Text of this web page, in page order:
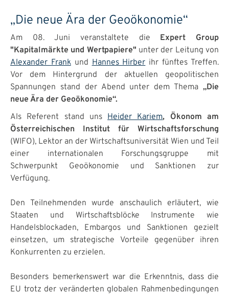
„Die neue Ära der Geoökonomie“
Am 08. Juni veranstaltete die Expert Group
"Kapitalmärkte und Wertpapiere" unter der Leitung von
Alexander FrankundHannes Hirberihr fünftes Treffen.
Vor dem Hintergrund der aktuellen geopolitischen
Spannungen stand der Abend unter dem Thema „Die
neue Ära der Geoökonomie“.
Als Referent stand unsHeider Kariem, Ökonom am
Österreichischen Institut für Wirtschaftsforschung
(WIFO), Lektor an der Wirtschaftsuniversität Wien und Teil
einer internationalen Forschungsgruppe mit
Schwerpunkt Geoökonomie und Sanktionen zur
Verfügung.
Den Teilnehmenden wurde anschaulich erläutert, wie
Staaten und Wirtschaftsblöcke Instrumente wie
Handelsblockaden, Embargos und Sanktionen gezielt
einsetzen, um strategische Vorteile gegenüber ihren
Konkurrenten zu erzielen.
Besonders bemerkenswert war die Erkenntnis, dass die
EU trotz der veränderten globalen Rahmenbedingungen